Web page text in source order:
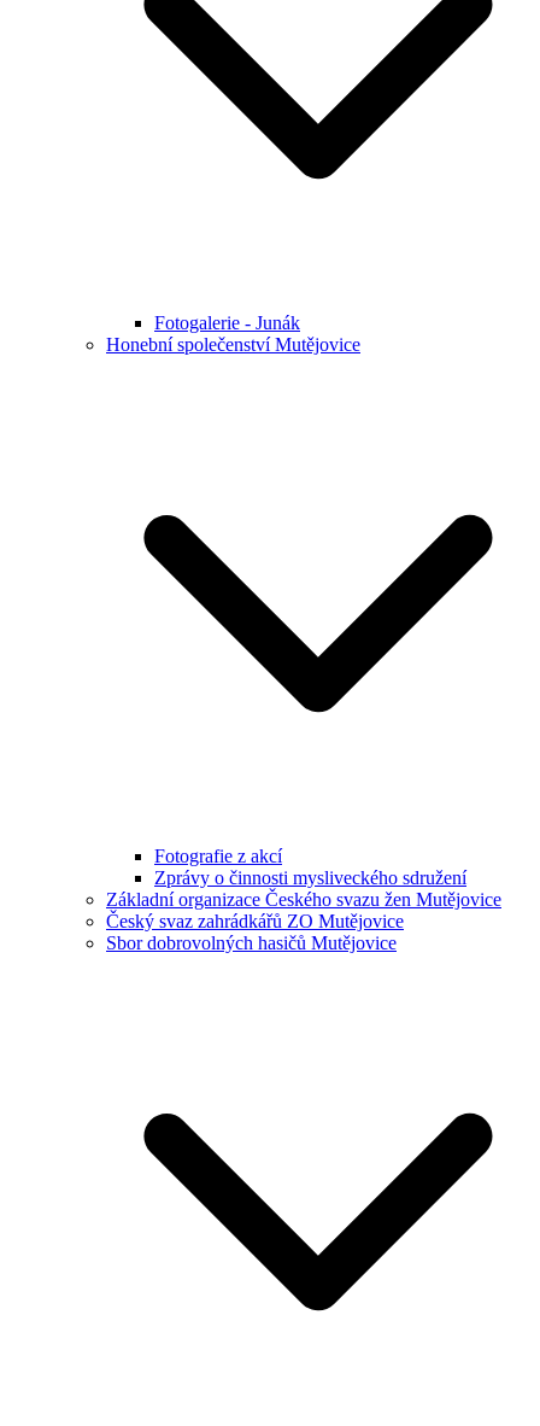
Fotogalerie - Junák
Honební společenství Mutějovice
Fotografie z akcí
Zprávy o činnosti mysliveckého sdružení
Základní organizace Českého svazu žen Mutějovice
Český svaz zahrádkářů ZO Mutějovice
Sbor dobrovolných hasičů Mutějovice